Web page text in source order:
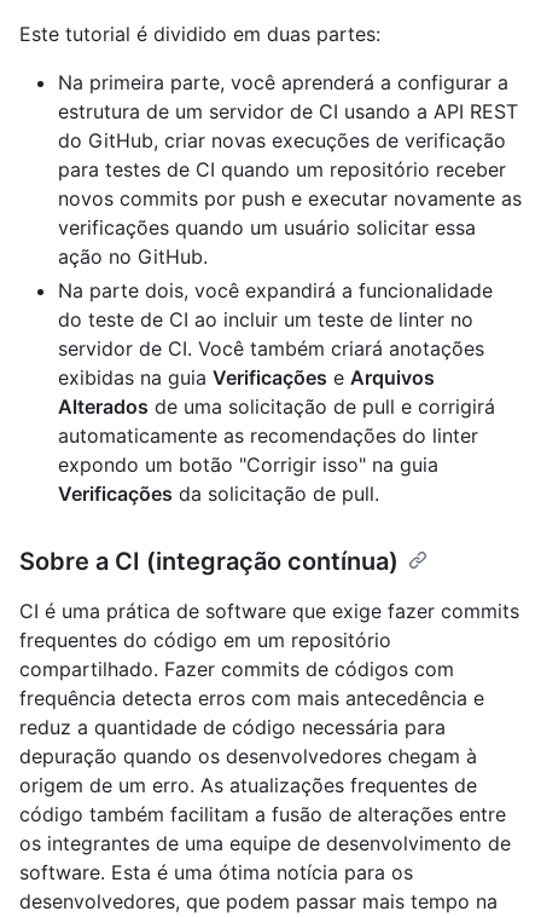
Este tutorial é dividido em duas partes:
Na primeira parte, você aprenderá a configurar a
estrutura de um servidor de CI usando a API REST
do GitHub, criar novas execuções de verificação
para testes de CI quando um repositório receber
novos commits por push e executar novamente as
verificações quando um usuário solicitar essa
ação no GitHub.
Na parte dois, você expandirá a funcionalidade
do teste de CI ao incluir um teste de linter no
servidor de CI. Você também criará anotações
exibidas na guia Verificações e Arquivos
Alterados de uma solicitação de pull e corrigirá
automaticamente as recomendações do linter
expondo um botão "Corrigir isso" na guia
Verificações da solicitação de pull.
Sobre a CI (integração contínua)
CI é uma prática de software que exige fazer commits
frequentes do código em um repositório
compartilhado. Fazer commits de códigos com
frequência detecta erros com mais antecedência e
reduz a quantidade de código necessária para
depuração quando os desenvolvedores chegam à
origem de um erro. As atualizações frequentes de
código também facilitam a fusão de alterações entre
os integrantes de uma equipe de desenvolvimento de
software. Esta é uma ótima notícia para os
desenvolvedores, que podem passar mais tempo na